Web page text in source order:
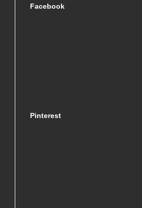
Facebook
Pinterest